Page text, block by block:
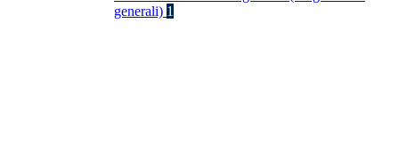
generali) 1